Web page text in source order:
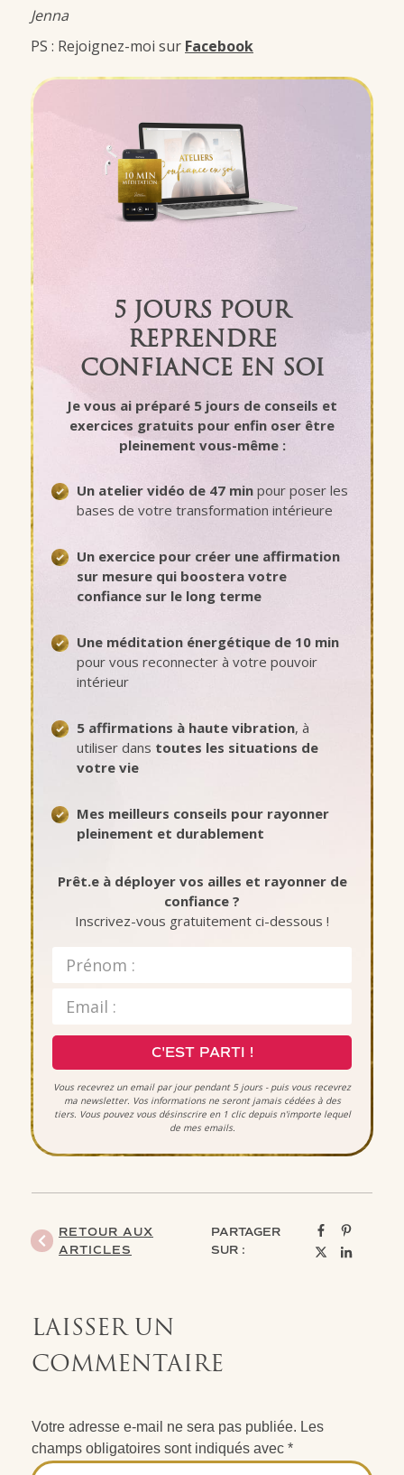
Jenna
PS : Rejoignez-moi sur Facebook
5 JOURS POUR
REPRENDRE
CONFIANCE EN SOI
Je vous ai préparé 5 jours de conseils et
exercices gratuits pour enfin oser être
pleinement vous-même:
Un atelier vidéo de 47 min pour poser les
bases de votre transformation intérieure
Un exercice pour créer une affirmation
sur mesure qui boostera votre
confiance sur le long terme
Une méditation énergétique de 10 min
pour vous reconnecter à votre pouvoir
intérieur
5 affirmations à haute vibration, à
utiliser dans toutes les situations de
votre vie
Mes meilleurs conseils pour rayonner
pleinement et durablement
Prêt.e à déployer vos ailles et rayonner de
confiance ?
Inscrivez-vous gratuitement ci-dessous !
C'EST PARTI !
Vous recevrez un email par jour pendant 5 jours - puis vous recevrez
ma newsletter. Vos informations ne seront jamais cédées à des
tiers. Vous pouvez vous désinscrire en 1 clic depuis n'importe lequel
de mes emails.
RETOUR AUX
ARTICLES
PARTAGER
SUR :
LAISSER UN
COMMENTAIRE
Votre adresse e-mail ne sera pas publiée. Les
champs obligatoires sont indiqués avec *